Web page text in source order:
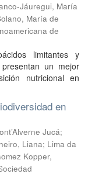
Jáuregui, María
María de
de
limitantes y
un mejor
nutricional en
en
Jucá;
Liana; Lima da
Kopper,